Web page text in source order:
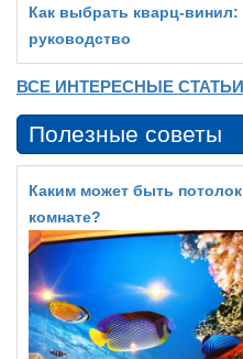
Как выбрать кварц‑винил:
руководство
ВСЕ ИНТЕРЕСНЫЕ СТАТЬИ
Полезные советы
Каким может быть
комнате?